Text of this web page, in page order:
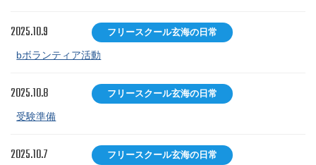
2025.10.9 フリースクール玄海の日常
bボランティア活動
2025.10.8 フリースクール玄海の日常
受験準備
2025.10.7 フリースクール玄海の日常